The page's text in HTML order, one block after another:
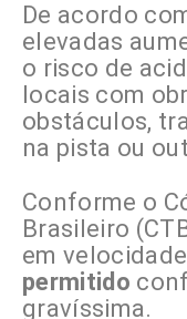
De acordo
elevadas
o risco de
locais com
obstáculos,
na pista ou
Conforme o
Brasileiro
em
permitido
gravíssima.